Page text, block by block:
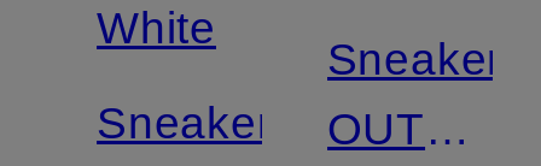
White
Sneaker
Sneaker
OUT